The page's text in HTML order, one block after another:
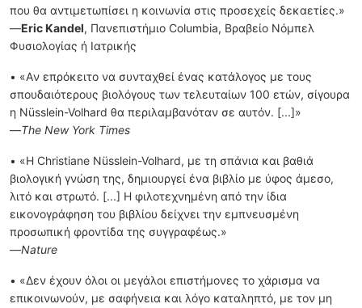
που θα αντιμετωπίσει η κοινωνία στις προσεχείς δεκαετίες.»
—Eric Kandel, Πανεπιστήμιο Columbia, Βραβείο Νόμπελ
Φυσιολογίας ή Ιατρικής
• «Aν επρόκειτο να συνταχθεί ένας κατάλογος με τους
σπουδαιότερους βιολόγους των τελευταίων 100 ετών, σίγουρα
η Nüsslein-Volhard θα περιλαμβανόταν σε αυτόν. [...]»
—The New York Times
• «Η Christiane Nüsslein-Volhard, με τη σπάνια και βαθιά
βιολογική γνώση της, δημιουργεί ένα βιβλίο με ύφος άμεσο,
λιτό και στρωτό. [...] Η φιλοτεχνημένη από την ίδια
εικονογράφηση του βιβλίου δείχνει την εμπνευσμένη
προσωπική φροντίδα της συγγραφέως.»
—Nature
• «Δεν έχουν όλοι οι μεγάλοι επιστήμονες το χάρισμα να
επικοινωνούν, με σαφήνεια και λόγο καταληπτό, με τον μη